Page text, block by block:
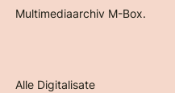
Multimediaarchiv M-Box.
Alle Digitalisate